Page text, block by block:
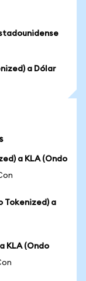
a Dólar
a KLA (Ondo
Tokenized) a
KLA (Ondo